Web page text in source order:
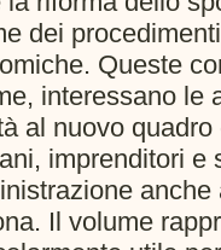
dei
Queste
interessano le
al nuovo
imprenditori e
anche
Il volume